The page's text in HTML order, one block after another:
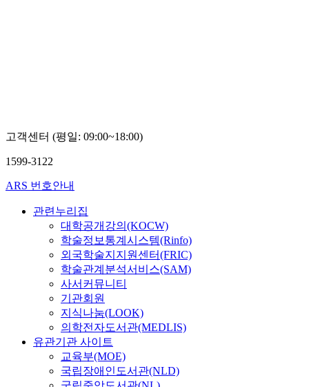
고객센터 (평일: 09:00~18:00)
1599-3122
ARS 번호안내
관련누리집
대학공개강의(KOCW)
학술정보통계시스템(Rinfo)
외국학술지지원센터(FRIC)
학술관계분석서비스(SAM)
사서커뮤니티
기관회원
지식나눔(LOOK)
의학전자도서관(MEDLIS)
유관기관 사이트
교육부(MOE)
국립장애인도서관(NLD)